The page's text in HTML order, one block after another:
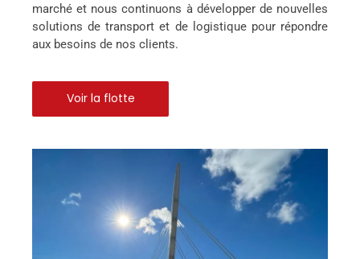
marché et nous continuons à développer de nouvelles
solutions de transport et de logistique pour répondre
aux besoins de nos clients.
Voir la flotte